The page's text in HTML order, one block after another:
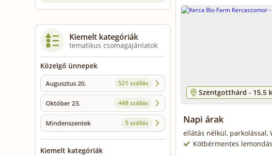
Kiemelt kategóriák
tematikus csomagajánlatok
Közelgő ünnepek
Augusztus 20. 521 szállás
Október 23. 448 szállás
Mindenszentek 5 szállás
Kiemelt kategóriák
Szentgotthárd - 15.5
Napi árak
ellátás nélkül, parkolással,
Kötbérmentes